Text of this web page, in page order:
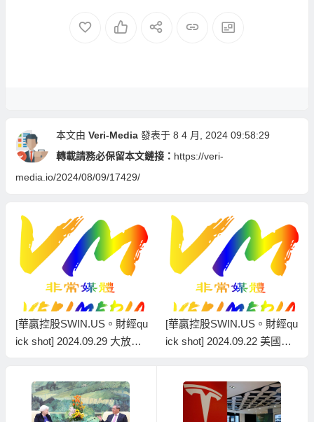
本文由 Veri-Media發表于 8 4 月, 2024 09:58:29
轉載請務必保留本文鏈接： https://veri-
media.io/2024/08/09/17429/
[華贏控股SWIN.US。財經qu
ick shot] 2024.09.29 大放水 !
市、商品走勢 #solomonjfz
[華贏控股SWIN.US。財經qu
ick shot] 2024.09.22 美國啟
勢如何?